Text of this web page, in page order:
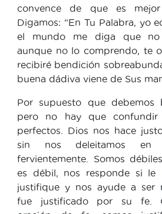
convence de que es
Digamos: “En Tu Palabra, yo
el mundo me diga que no
aunque no lo comprendo, te
recibiré bendición
buena dádiva viene de Sus
Por supuesto que debemos
pero no hay que confundir
perfectos. Dios nos hace
sin nos deleitamos en
fervientemente. Somos
es débil, nos responde si le
justifique y nos ayude a ser
fue justificado por su fe.